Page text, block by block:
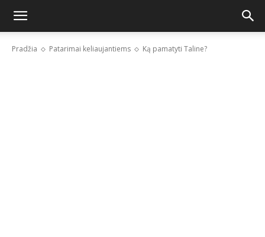
Pradžia Patarimai keliaujantiems Ką pamatyti Taline?